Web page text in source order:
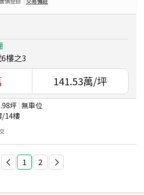
樓之3
141.53萬/坪
坪 無車位
/14樓
1 2